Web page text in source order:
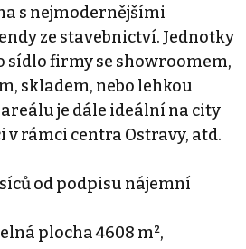
s nejmodernějšími
ze stavebnictví. Jednotky
sídlo firmy se showroomem,
skladem, nebo lehkou
je dále ideální na city
rámci centra Ostravy, atd.
od podpisu nájemní
plocha 4608 m²,